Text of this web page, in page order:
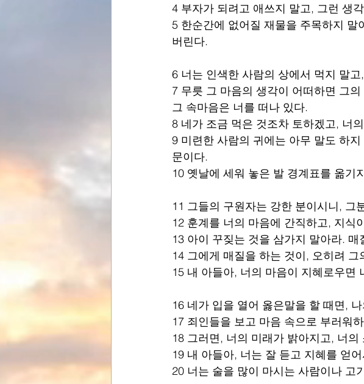
4 부자가 되려고 애쓰지 말고, 그런 생
5 한순간에 없어질 재물을 주목하지
버린다.
6 너는 인색한 사람의 상에서 먹지 말
7 무릇 그 마음의 생각이 어떠하면 그
그 속마음은 너를 떠나 있다.
8 네가 조금 먹은 것조차 토하겠고, 너
9 미련한 사람의 귀에는 아무 말도 하
문이다.
10 옛날에 세워 놓은 발 경계표를 옮기
11 그들의 구원자는 강한 분이시니, 그
12 훈계를 너의 마음에 간직하고, 지식
13 아이 꾸짖는 것을 삼가지 말아라.
14 그에게 매질을 하는 것이, 오히려
15 내 아들아, 너의 마음이 지혜로우면
16 네가 입을 열어 옳은말을 할 때면,
17 죄인들을 보고 마음 속으로 부러워
18 그러면, 너의 미래가 밝아지고, 너
19 내 아들아, 너는 잘 듣고 지혜를 얻
20 너는 술을 많이 마시는 사람이나 고